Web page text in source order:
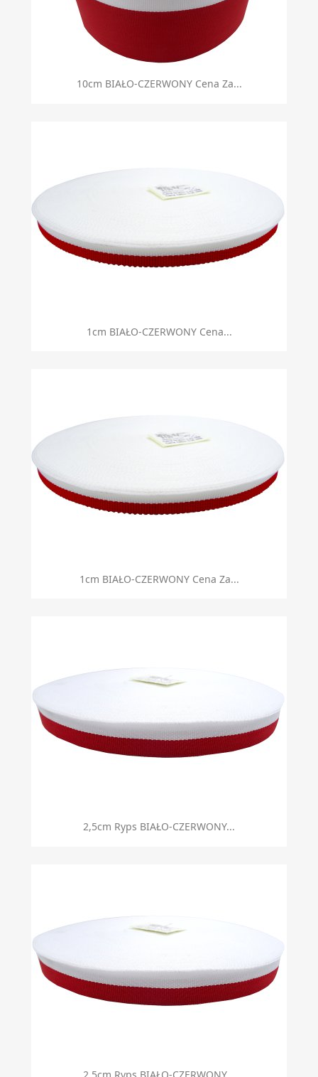
10cm BIAŁO-CZERWONY Cena Za...
1cm BIAŁO-CZERWONY Cena...
1cm BIAŁO-CZERWONY Cena Za...
2,5cm Ryps BIAŁO-CZERWONY...